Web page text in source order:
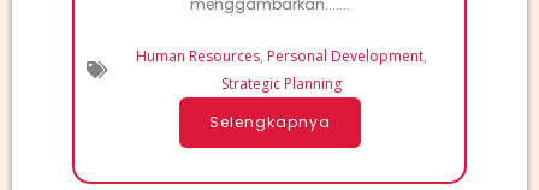
Human Resources, Personal Development,
Strategic Planning
Selengkapnya